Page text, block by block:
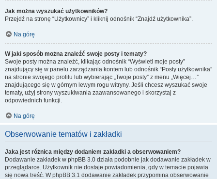
Jak można wyszukać użytkowników?
Przejdź na stronę “Użytkownicy” i kliknij odnośnik “Znajdź użytkownika”.
Na górę
W jaki sposób można znaleźć swoje posty i tematy?
Swoje posty można znaleźć, klikając odnośnik “Wyświetl moje posty”
znajdujący się w panelu zarządzania kontem lub odnośnik “Posty użytkownika”
na stronie swojego profilu lub wybierając „Twoje posty” z menu „Więcej…”
znajdującego się w górnym lewym rogu witryny. Jeśli chcesz wyszukać swoje
tematy, użyj strony wyszukiwania zaawansowanego i skorzystaj z
odpowiednich funkcji.
Na górę
Obserwowanie tematów i zakładki
Jaka jest różnica między dodaniem zakładki a obserwowaniem?
Dodawanie zakładek w phpBB 3.0 działa podobnie jak dodawanie zakładek w
przeglądarce. Użytkownik nie dostaje powiadomienia, gdy w temacie pojawia
się nowa treść. W phpBB 3.1 dodawanie zakładek przypomina obserwowanie